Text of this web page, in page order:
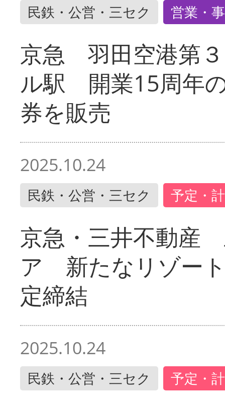
民鉄・公営・三セク 営業・
京急 羽田空港第
ル駅 開業15周年
券を販売
2025.10.24
民鉄・公営・三セク 予定・
京急・三井不動産
ア 新たなリゾー
定締結
2025.10.24
民鉄・公営・三セク 予定・